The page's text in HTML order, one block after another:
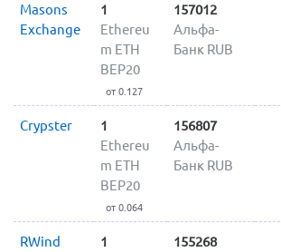
Masons
Exchange
1
Ethereu
m ETH
BEP20
от 0.127
157012
Альфа-
Банк RUB
Crypster
1
Ethereu
m ETH
BEP20
от 0.064
156807
Альфа-
Банк RUB
RWind
1
155268